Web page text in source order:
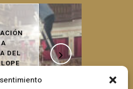
RESTAURACIÓN
DE DORADOS
ORO: UN ARTE
QUE DEVUELVE
EL ESPLENDOR